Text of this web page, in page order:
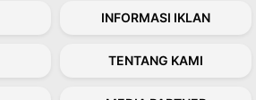
INFORMASI IKLAN
TENTANG KAMI